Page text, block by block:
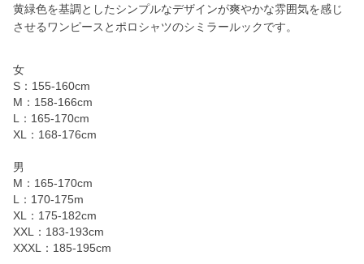
黄緑色を基調としたシンプルなデザインが爽やかな雰囲気を感じ
させるワンピースとポロシャツのシミラールックです。
女
S：155-160cm
M：158-166cm
L：165-170cm
XL：168-176cm
男
M：165-170cm
L：170-175m
XL：175-182cm
XXL：183-193cm
XXXL：185-195cm